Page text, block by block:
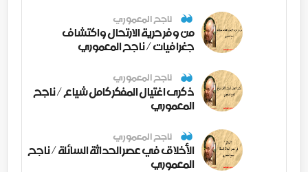
ناجح المعموري
من وفر حرية الارتحال واكتشاف
جغرافيات / ناجح المعموري
ناجح المعموري
ذكرى اغتيال المفكر كامل شياع / ناجح
المعموري
ناجح المعموري
الأخلاق في عصر الحداثة السائلة / ناجح
المعموري